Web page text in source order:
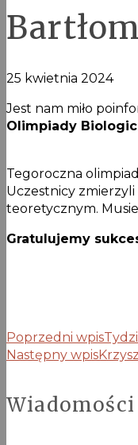
25 kwietnia 2024
Jest nam miło
Olimpiady
Tegoroczna
Uczestnicy
teoretycznym.
Gratulujemy
Poprzedni wpis
Następny wpis
Wiadomości